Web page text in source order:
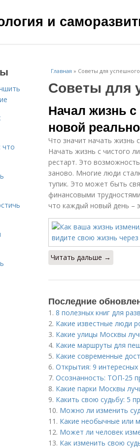
и
Главная » Советы для успешного
Советы для
Начал жизнь с
новой
Что значит начать жизнь
Начать жизнь с чистого
рестарт. Это
заново. Многие люди
тупик. Это может быть
финансовыми
что каждый новый день –
Читать дальше →
Последние
1. 8 полезных книг для
2. Какие известные люди
3. Какие улицы Москвы
4. Какие маршруты для
5. Какие современные
6. Открытия: 9
7. Осознанность: ТОП-25
8. Какие парки Москвы
9. Какить свою судьбу: 5
10. Можно ли изменить
11. Какие необычные или
12. Может ли человек
13. Как изменить свою
что